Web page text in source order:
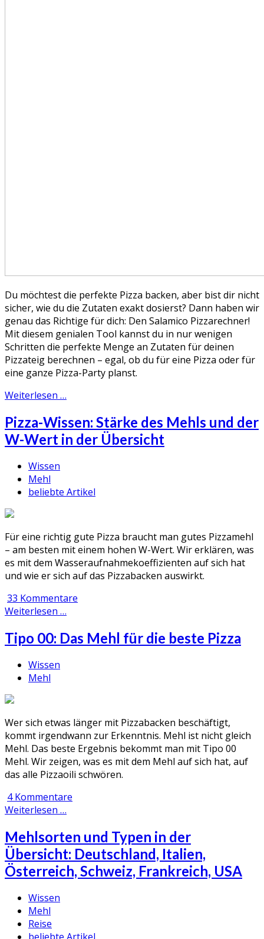
Du möchtest die perfekte Pizza backen, aber bist dir nicht
sicher, wie du die Zutaten exakt dosierst? Dann haben wir
genau das Richtige für dich: Den Salamico Pizzarechner!
Mit diesem genialen Tool kannst du in nur wenigen
Schritten die perfekte Menge an Zutaten für deinen
Pizzateig berechnen – egal, ob du für eine Pizza oder für
eine ganze Pizza-Party planst.
Weiterlesen …
Pizza-Wissen: Stärke des Mehls und der
W-Wert in der Übersicht
Wissen
Mehl
beliebte Artikel
Für eine richtig gute Pizza braucht man gutes Pizzamehl
– am besten mit einem hohen W-Wert. Wir erklären, was
es mit dem Wasseraufnahmekoeffizienten auf sich hat
und wie er sich auf das Pizzabacken auswirkt.
33 Kommentare
Weiterlesen …
Tipo 00: Das Mehl für die beste Pizza
Wissen
Mehl
Wer sich etwas länger mit Pizzabacken beschäftigt,
kommt irgendwann zur Erkenntnis. Mehl ist nicht gleich
Mehl. Das beste Ergebnis bekommt man mit Tipo 00
Mehl. Wir zeigen, was es mit dem Mehl auf sich hat, auf
das alle Pizzaoili schwören.
4 Kommentare
Weiterlesen …
Mehlsorten und Typen in der
Übersicht: Deutschland, Italien,
Österreich, Schweiz, Frankreich, USA
Wissen
Mehl
Reise